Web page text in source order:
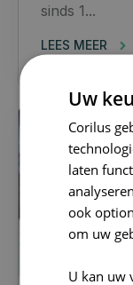
sinds 1...
LEES MEER
Uw
Corilus
laten
ook
om uw
U kan uw